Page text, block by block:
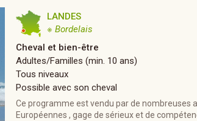
LANDES
※ Bordelais
Cheval et bien-être
Adultes/Familles (min. 10 ans)
Tous niveaux
Possible avec son cheval
Ce programme est vendu par de nombreuses
Européennes , gage de sérieux et de